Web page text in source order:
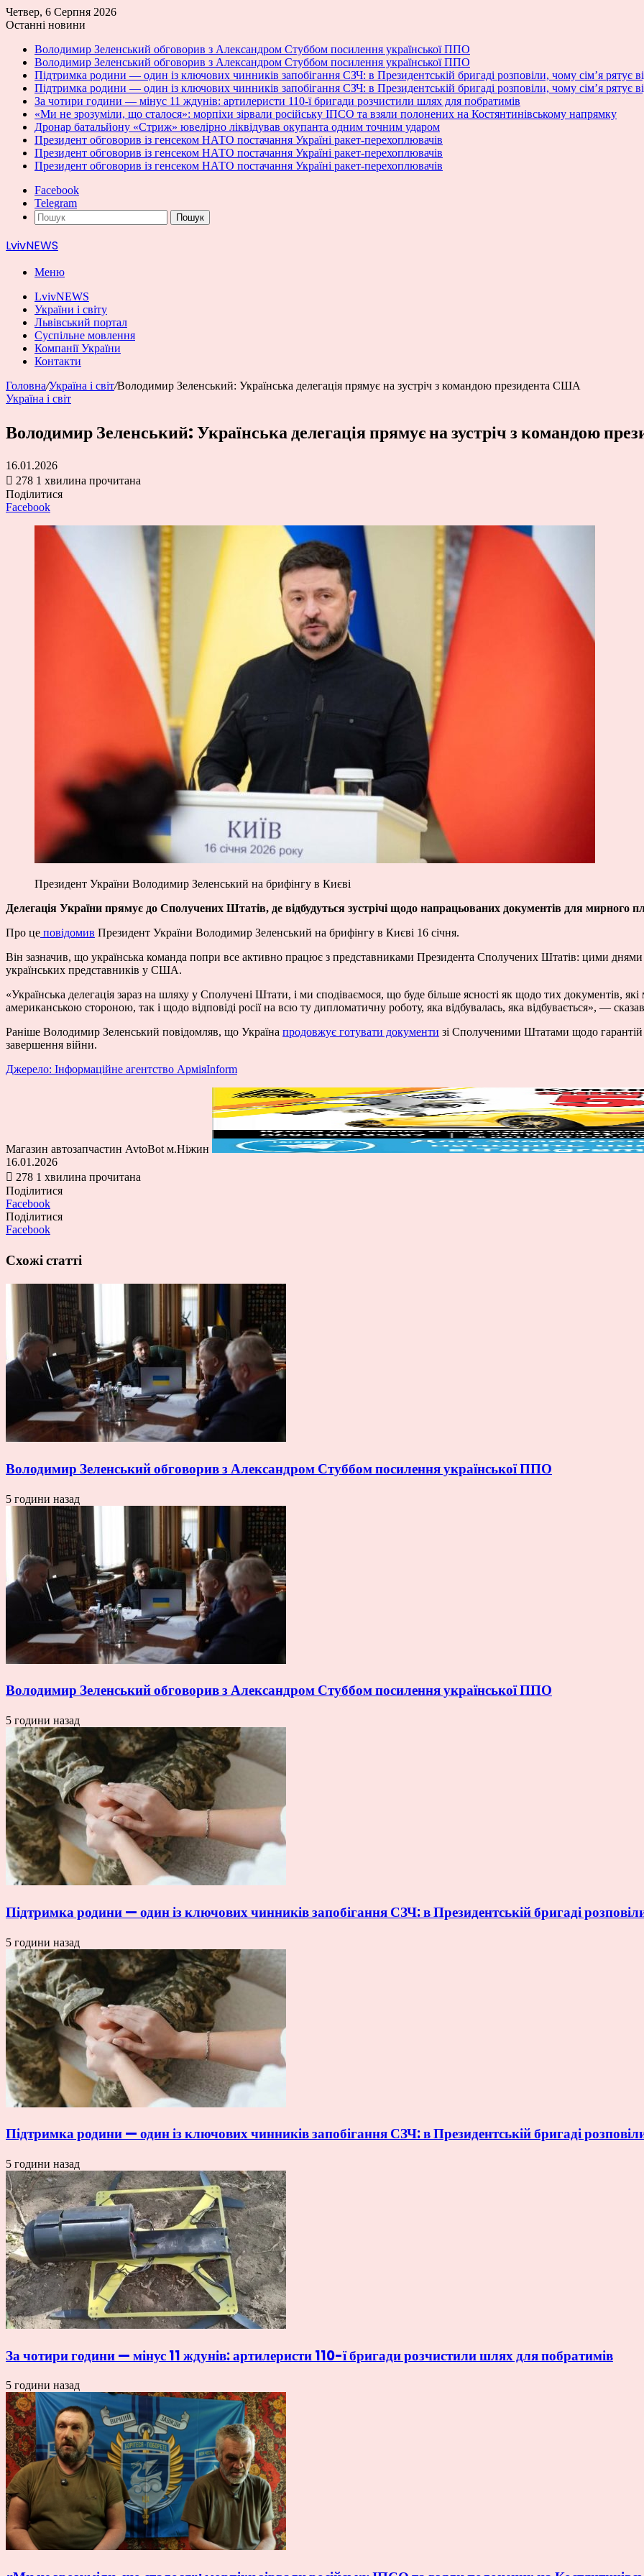
Четвер, 6 Серпня 2026
Останні новини
Володимир Зеленський обговорив з Александром Стуббом посилення української ППО
Володимир Зеленський обговорив з Александром Стуббом посилення української ППО
Підтримка родини — один із ключових чинників запобігання СЗЧ: в Президентській бригаді розповіли, чому сім’я рятує
Підтримка родини — один із ключових чинників запобігання СЗЧ: в Президентській бригаді розповіли, чому сім’я рятує
За чотири години — мінус 11 ждунів: артилеристи 110-ї бригади розчистили шлях для побратимів
«Ми не зрозуміли, що сталося»: морпіхи зірвали російську ІПСО та взяли полонених на Костянтинівському напрямку
Дронар батальйону «Стриж» ювелірно ліквідував окупанта одним точним ударом
Президент обговорив із генсеком НАТО постачання Україні ракет-перехоплювачів
Президент обговорив із генсеком НАТО постачання Україні ракет-перехоплювачів
Президент обговорив із генсеком НАТО постачання Україні ракет-перехоплювачів
Facebook
Telegram
Пошук
LvivNEWS
Меню
LvivNEWS
України і світу
Львівський портал
Суспільне мовлення
Компанії України
Контакти
Головна/Україна і світ/Володимир Зеленський: Українська делегація прямує на зустріч з командою президента США
Україна і світ
Володимир Зеленський: Українська делегація прямує на зустріч з командою
16.01.2026
278 1 хвилина прочитана
Поділитися
Facebook
Президент України Володимир Зеленський на брифінгу в Києві
Делегація України прямує до Сполучених Штатів, де відбудуться зустрічі щодо напрацьованих документів для мирного
Про це повідомив Президент України Володимир Зеленський на брифінгу в Києві 16 січня.
Він зазначив, що українська команда попри все активно працює з представниками Президента Сполучених Штатів: цими днями
українських представників у США.
«Українська делегація зараз на шляху у Сполучені Штати, і ми сподіваємося, що буде більше ясності як щодо тих документів,
американською стороною, так і щодо відповіді росії на всю ту дипломатичну роботу, яка відбувалась, яка відбувається», —
Раніше Володимир Зеленський повідомляв, що Україна продовжує готувати документи зі Сполученими Штатами щодо гарантій
завершення війни.
Джерело: Інформаційне агентство АрміяInform
Магазин автозапчастин AvtoBot м.Ніжин
16.01.2026
278 1 хвилина прочитана
Поділитися
Facebook
Поділитися
Facebook
Схожі статті
Володимир Зеленський обговорив з Александром Стуббом посилення української ППО
5 години назад
Володимир Зеленський обговорив з Александром Стуббом посилення української ППО
5 години назад
Підтримка родини — один із ключових чинників запобігання СЗЧ: в Президентській бригаді
5 години назад
Підтримка родини — один із ключових чинників запобігання СЗЧ: в Президентській бригаді
5 години назад
За чотири години — мінус 11 ждунів: артилеристи 110-ї бригади розчистили шлях для побратимів
5 години назад